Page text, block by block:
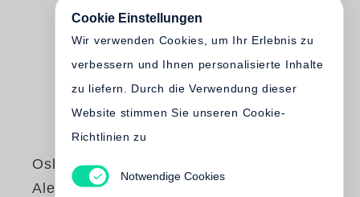
Oskar Negt
Alexander Kluge
Cookie Einstellungen
Wir verwenden Cookies, um Ihr Erlebnis zu
verbessern und Ihnen personalisierte Inhalte
zu liefern. Durch die Verwendung dieser
Website stimmen Sie unseren Cookie-
Richtlinien zu
Notwendige Cookies